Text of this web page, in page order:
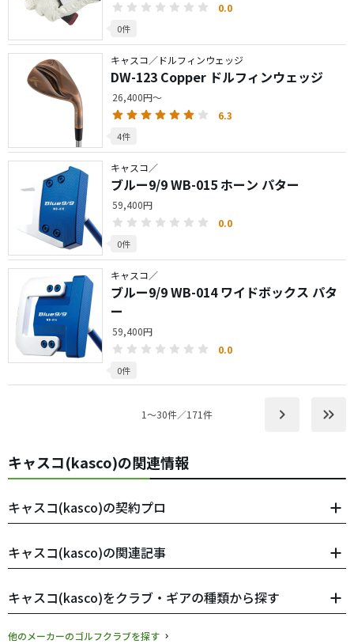
0.0
0件
キャスコ／ドルフィンウェッジ
DW-123 Copper ドルフィンウェッジ
26,400円～
6.3
4件
キャスコ／
ブルー9/9 WB-015 ホーン パター
59,400円
0.0
0件
キャスコ／
ブルー9/9 WB-014 ワイドボックス パタ
ー
59,400円
0.0
0件
1〜30件／171件 keyboard_arrow_right keyboard_double_arrow_right
キャスコ(kasco)の関連情報
キャスコ(kasco)の契約プロ
キャスコ(kasco)の関連記事
キャスコ(kasco)をクラブ・ギアの種類から探す
他のメーカーのゴルフクラブを探す